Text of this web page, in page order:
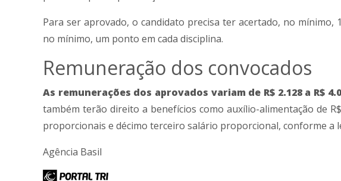
Para ser aprovado, o candidato precisa ter acertado, no
no mínimo, um ponto em cada disciplina.
Remuneração dos convocados
As remunerações dos aprovados variam de R$ 2.128 a R$
também terão direito a benefícios como auxílio-alimentação de
proporcionais e décimo terceiro salário proporcional, conforme a
Agência Basil